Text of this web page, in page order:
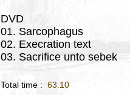
DVD
01. Sarcophagus
02. Execration text
03. Sacrifice unto sebek
Total time : 63.10